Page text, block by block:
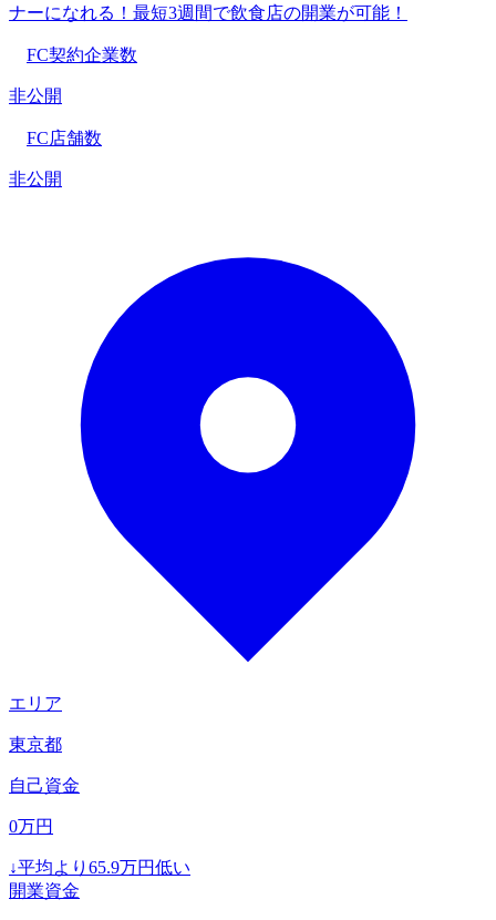
ナーになれる！最短3週間で飲食店の開業が可能！
FC契約企業数
非公開
FC店舗数
非公開
エリア
東京都
自己資金
0万円
↓平均より 65.9万円低い
開業資金